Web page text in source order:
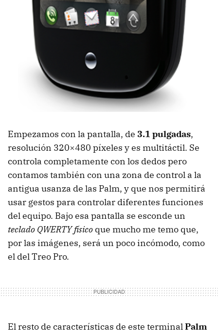
Empezamos con la pantalla, de 3.1 pulgadas,
resolución 320×480 píxeles y es multitáctil. Se
controla completamente con los dedos pero
contamos también con una zona de control a la
antigua usanza de las Palm, y que nos permitirá
usar gestos para controlar diferentes funciones
del equipo. Bajo esa pantalla se esconde un
teclado QWERTYfísico que mucho me temo que,
por las imágenes, será un poco incómodo, como
el del Treo Pro.
El resto de características de este terminalPalm